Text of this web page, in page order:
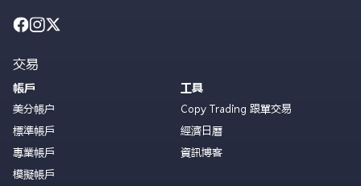
交易
帳戶
美分帳户
標準帳戶
專業帳戶
模擬帳戶
工具
Copy Trading 跟單交易
經濟日曆
資訊博客